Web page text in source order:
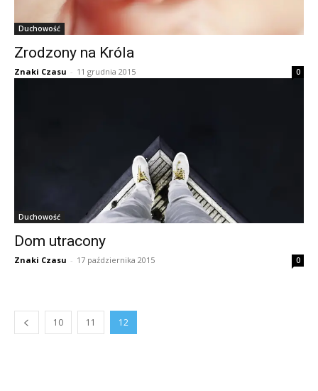
Duchowość
Zrodzony na Króla
Znaki Czasu - 11 grudnia 2015 0
Duchowość
Dom utracony
Znaki Czasu - 17 października 2015 0
10 11 12